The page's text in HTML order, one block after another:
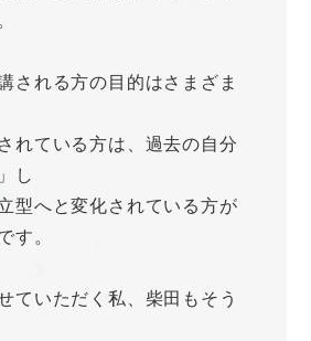
される方の目的はさまざま
れている方は、過去の自分
し
型へと変化されている方が
す。
ていただく私、柴田もそう